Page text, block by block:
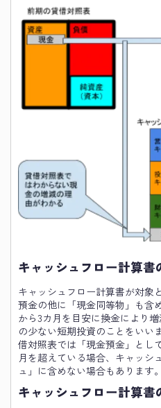
キャッシュフロー計算書
キャッシュフロー計算書が対象
預金の他に「現金同等物」も含
から3カ月を目安に換金により
の少ない短期投資のことをいい
借対照表では「現金預金」とし
月を超えている場合、キャッシ
ュ」に含めない場合もあります。
キャッシュフロー計算書